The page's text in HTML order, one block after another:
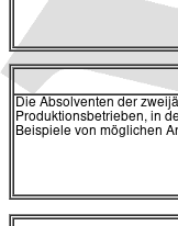
Die Absolventen der
Produktionsbetrieben, in
Beispiele von möglichen